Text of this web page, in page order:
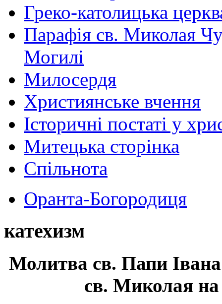
Греко-католицька
Парафія св. Миколая
Могилі
Милосердя
Християнське вчення
Історичні постаті у
Митецька сторінка
Спільнота
Оранта-Богородиця
катехизм
Молитва св. Папи
св. Миколая на